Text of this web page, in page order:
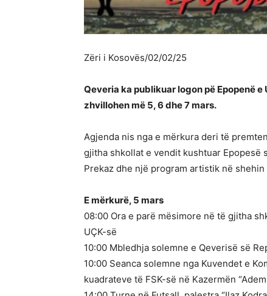
Zëri i Kosovës/02/02/25
Qeveria ka publikuar logon pë Epopenë
zhvillohen më 5, 6 dhe 7 mars.
Agjenda nis nga e mërkura deri të
gjitha shkollat e vendit kushtuar Epopesë
Prekaz dhe një program artistik në shehin
E mërkurë, 5 mars
08:00 Ora e parë mësimore në të gjitha
UÇK-së
10:00 Mbledhja solemne e Qeverisë së
10:00 Seanca solemne nga Kuvendet e
kuadrateve të FSK-së në Kazermën